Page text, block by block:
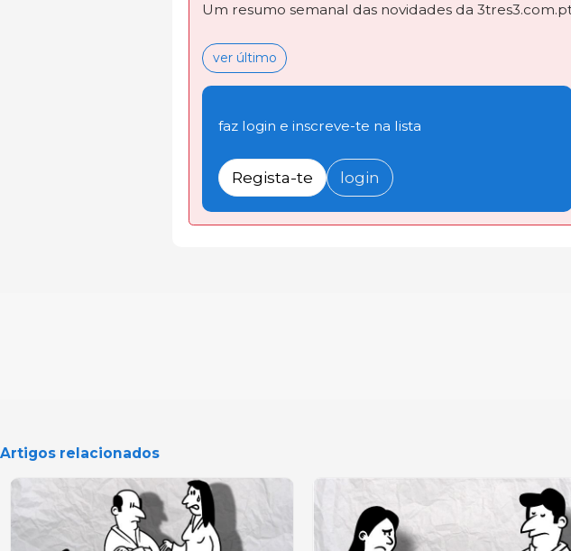
Um resumo semanal das novidades da
ver último
faz login e inscreve-te na lista
Regista-te login
Artigos relacionados